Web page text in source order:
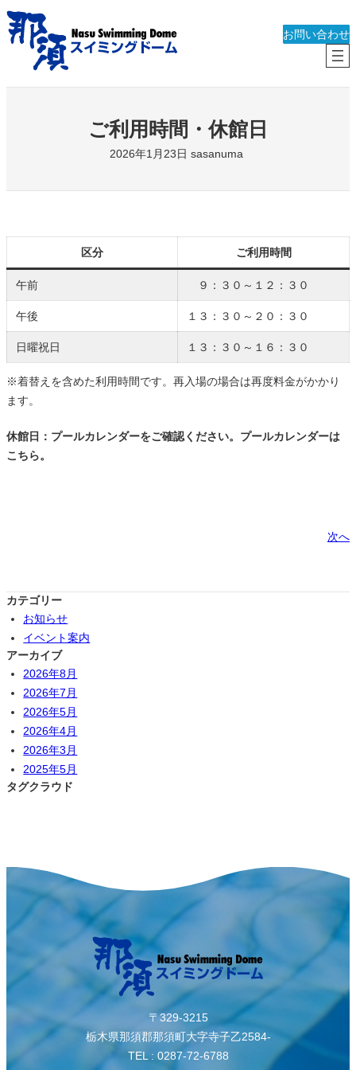
内
容
お問い合わせ
ご利用時間・休館日
2026年1月23日 sasanuma
区分 ご利用時間
午前 ９：３０～１２：３０
午後 １３：３０～２０：３０
日曜祝日 １３：３０～１６：３０
※着替えを含めた利用時間です。再入場の場合は再度料金がかかり
ます。
休館日：プールカレンダーをご確認ください。プールカレンダーは
こちら。
次へ
カテゴリー
お知らせ
イベント案内
アーカイブ
2026年8月
2026年7月
2026年5月
2026年4月
2026年3月
2025年5月
タグクラウド
〒329-3215
栃木県那須郡那須町大字寺子乙2584-
TEL : 0287-72-6788